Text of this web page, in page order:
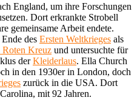
England, um ihre Forschungen
Dort erkrankte Strobell
gemeinsame Arbeit endete.
des Ersten Weltkrieges als
Roten Kreuz und untersuchte für
derKleiderlaus. Ella Church
in den 1930er in London, doch
zurück in die USA. Dort
mit 92 Jahren.